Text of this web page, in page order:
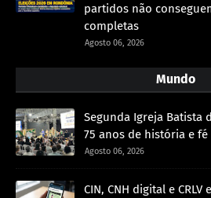
partidos não
completas
Agosto 06, 2026
Mundo
Segunda Igreja Batista
75 anos de história e fé
Agosto 06, 2026
CIN, CNH digital e